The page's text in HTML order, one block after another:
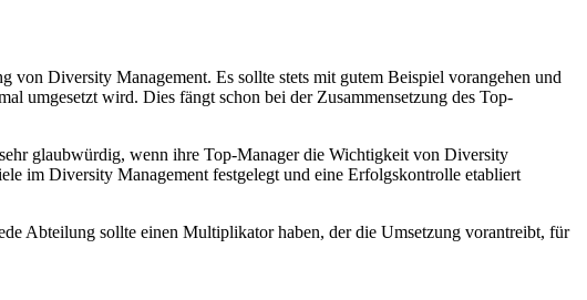
von Diversity Management. Es sollte stets mit gutem Beispiel vorangehen und
umgesetzt wird. Dies fängt schon bei der Zusammensetzung des Top-
glaubwürdig, wenn ihre Top-Manager die Wichtigkeit von Diversity
im Diversity Management festgelegt und eine Erfolgskontrolle etabliert
Abteilung sollte einen Multiplikator haben, der die Umsetzung vorantreibt, für